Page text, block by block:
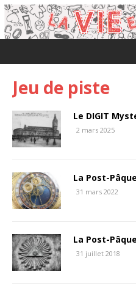
Jeu de piste
Le DIGIT
2 mars 2025
La Post-
31 mars 2022
La Post-
31 juillet 2018